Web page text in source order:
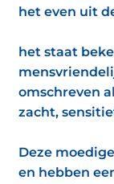
het even uit
het staat
omschreven
zacht,
Deze
en hebben